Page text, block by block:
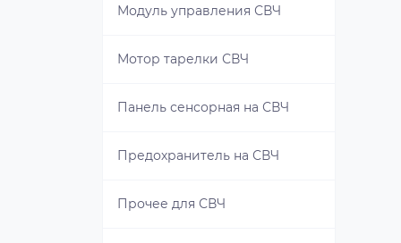
комбайна, мясорубки
Редуктор с мотором
Ремень зубчатый
Толкатель
Модуль управления СВЧ
Мотор тарелки СВЧ
Панель сенсорная на СВЧ
Предохранитель на СВЧ
Прочее для СВЧ